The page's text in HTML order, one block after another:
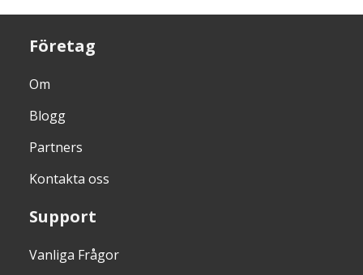
Företag
Om
Blogg
Partners
Kontakta oss
Support
Vanliga Frågor